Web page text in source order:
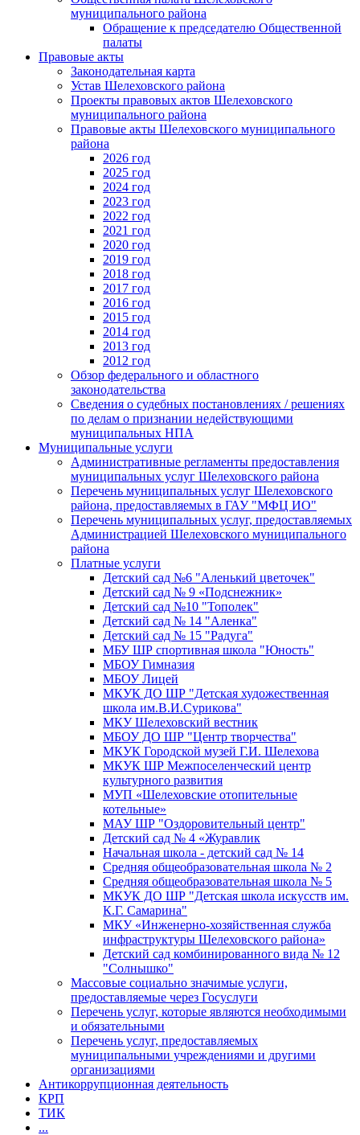
муниципального района
Обращение к председателю Общественной
палаты
Правовые акты
Законодательная карта
Устав Шелеховского района
Проекты правовых актов Шелеховского
муниципального района
Правовые акты Шелеховского муниципального
района
2026 год
2025 год
2024 год
2023 год
2022 год
2021 год
2020 год
2019 год
2018 год
2017 год
2016 год
2015 год
2014 год
2013 год
2012 год
Обзор федерального и областного
законодательства
Сведения о судебных постановлениях / решениях
по делам о признании недействующими
муниципальных НПА
Муниципальные услуги
Административные регламенты предоставления
муниципальных услуг Шелеховского района
Перечень муниципальных услуг Шелеховского
района, предоставляемых в ГАУ "МФЦ ИО"
Перечень муниципальных услуг, предоставляемых
Администрацией Шелеховского муниципального
района
Платные услуги
Детский сад №6 "Аленький цветочек"
Детский сад № 9 «Подснежник»
Детский сад №10 "Тополек"
Детский сад № 14 "Аленка"
Детский сад № 15 "Радуга"
МБУ ШР спортивная школа "Юность"
МБОУ Гимназия
МБОУ Лицей
МКУК ДО ШР "Детская художественная
школа им.В.И.Сурикова"
МКУ Шелеховский вестник
МБОУ ДО ШР "Центр творчества"
МКУК Городской музей Г.И. Шелехова
МКУК ШР Межпоселенческий центр
культурного развития
МУП «Шелеховские отопительные
котельные»
МАУ ШР "Оздоровительный центр"
Детский сад № 4 «Журавлик
Начальная школа - детский сад № 14
Средняя общеобразовательная школа № 2
Средняя общеобразовательная школа № 5
МКУК ДО ШР "Детская школа искусств им.
К.Г. Самарина"
МКУ «Инженерно-хозяйственная служба
инфраструктуры Шелеховского района»
Детский сад комбинированного вида № 12
"Солнышко"
Массовые социально значимые услуги,
предоставляемые через Госуслуги
Перечень услуг, которые являются необходимыми
и обязательными
Перечень услуг, предоставляемых
муниципальными учреждениями и другими
организациями
Антикоррупционная деятельность
КРП
ТИК
...